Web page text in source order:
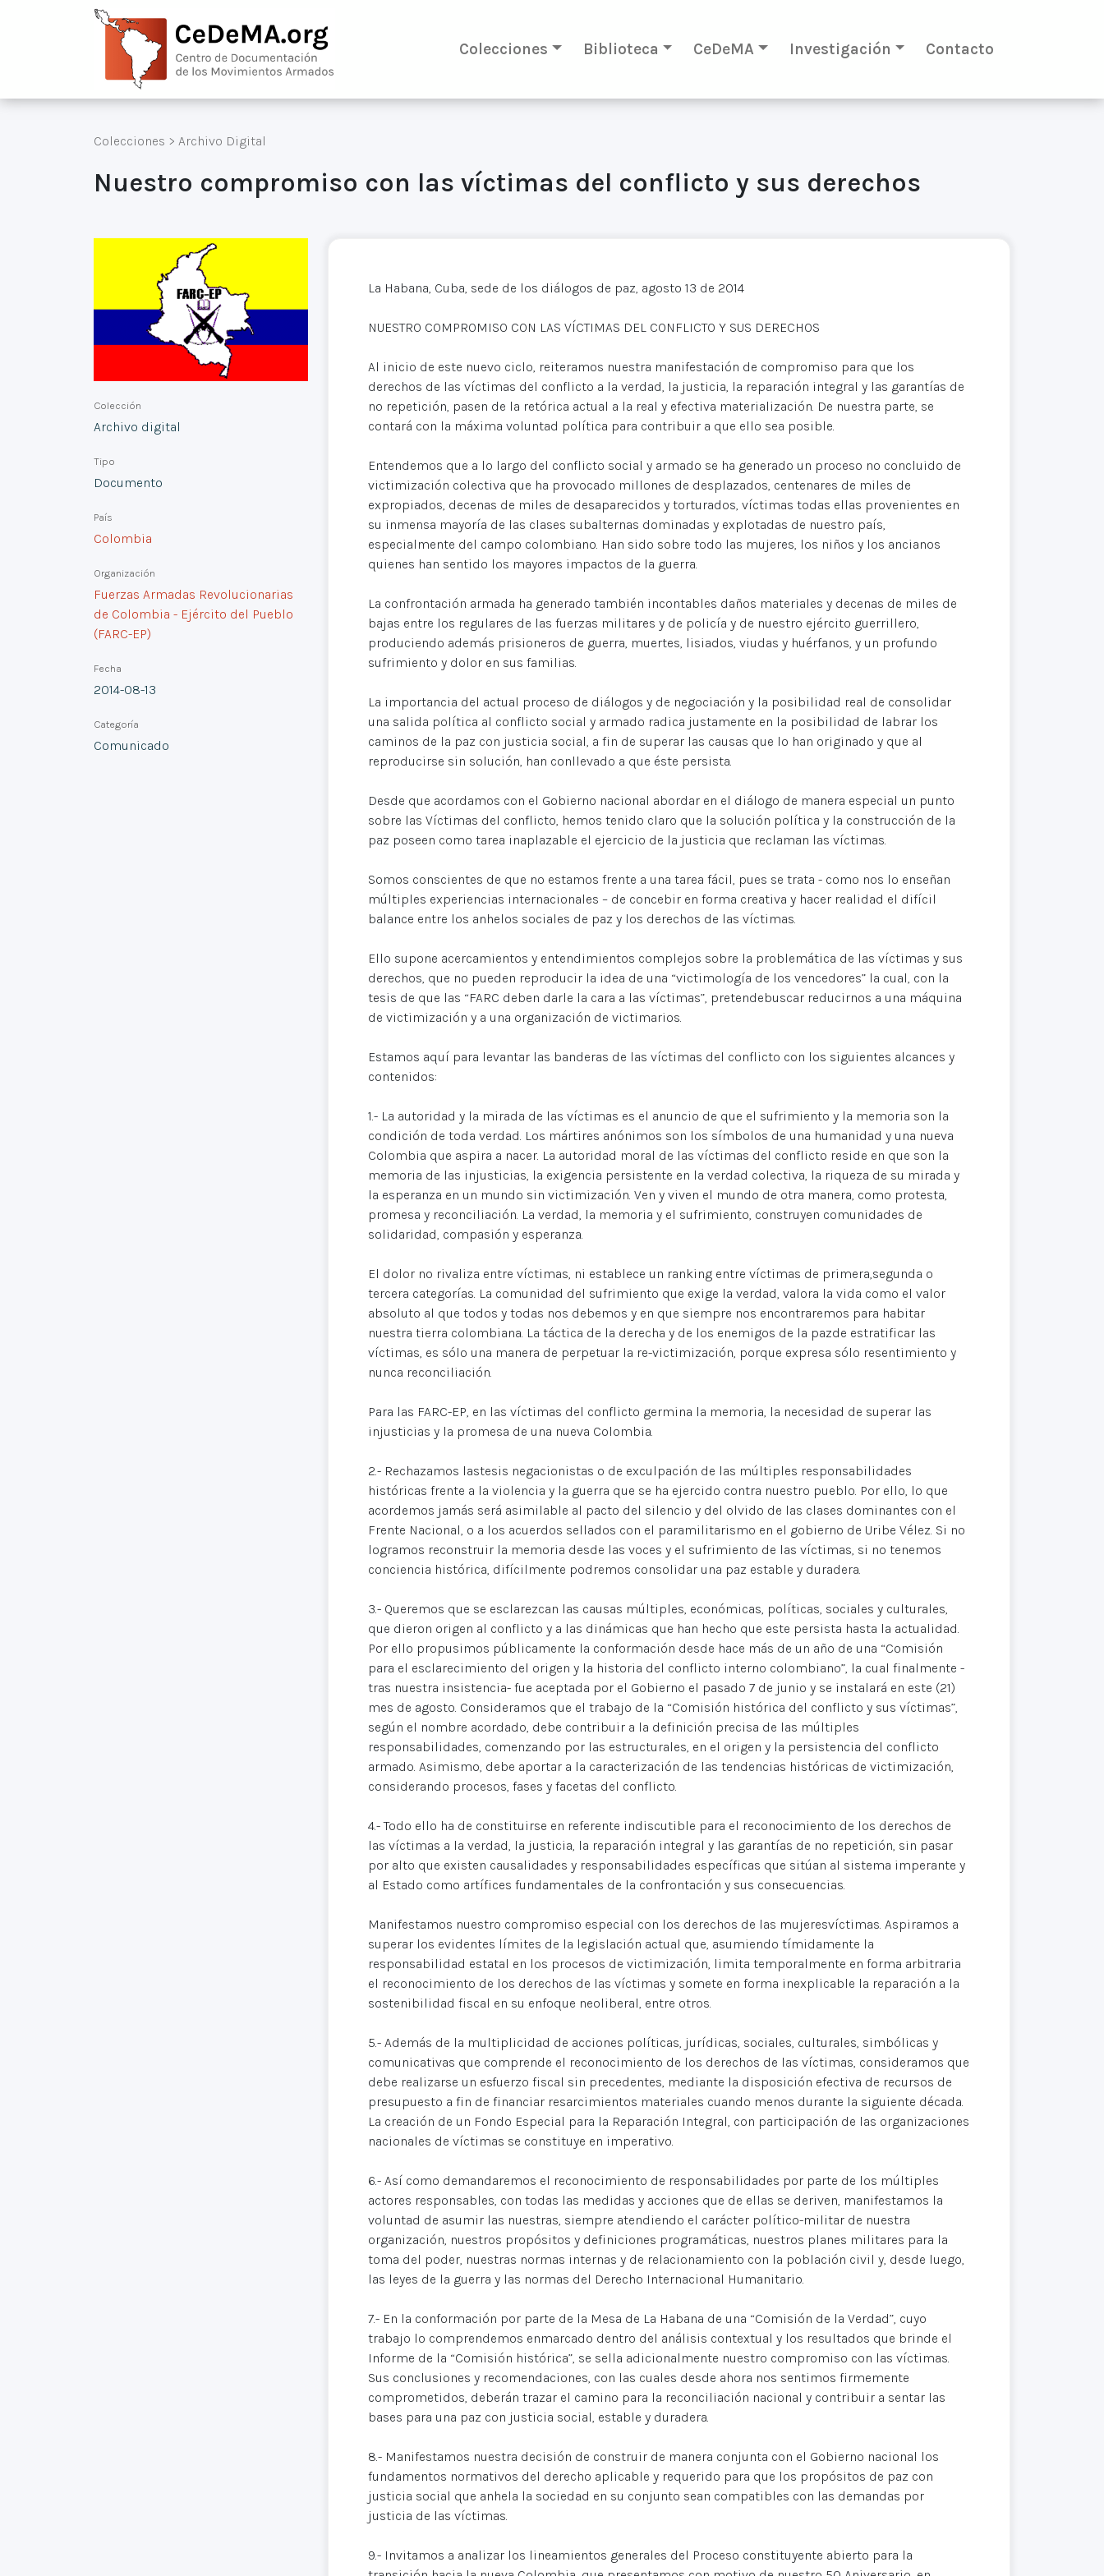
Colecciones Biblioteca CeDeMA Investigación Contacto
Colecciones > Archivo Digital
Nuestro compromiso con las víctimas del conflicto y sus derechos
Colección
Archivo digital
Tipo
Documento
País
Colombia
Organización
Fuerzas Armadas Revolucionarias
de Colombia - Ejército del Pueblo
(FARC-EP)
Fecha
2014-08-13
Categoría
Comunicado
La Habana, Cuba, sede de los diálogos de paz, agosto 13 de 2014
NUESTRO COMPROMISO CON LAS VÍCTIMAS DEL CONFLICTO Y SUS DERECHOS
Al inicio de este nuevo ciclo, reiteramos nuestra manifestación de compromiso para que los
derechos de las víctimas del conflicto a la verdad, la justicia, la reparación integral y las garantías de
no repetición, pasen de la retórica actual a la real y efectiva materialización. De nuestra parte, se
contará con la máxima voluntad política para contribuir a que ello sea posible.
Entendemos que a lo largo del conflicto social y armado se ha generado un proceso no concluido de
victimización colectiva que ha provocado millones de desplazados, centenares de miles de
expropiados, decenas de miles de desaparecidos y torturados, víctimas todas ellas provenientes en
su inmensa mayoría de las clases subalternas dominadas y explotadas de nuestro país,
especialmente del campo colombiano. Han sido sobre todo las mujeres, los niños y los ancianos
quienes han sentido los mayores impactos de la guerra.
La confrontación armada ha generado también incontables daños materiales y decenas de miles de
bajas entre los regulares de las fuerzas militares y de policía y de nuestro ejército guerrillero,
produciendo además prisioneros de guerra, muertes, lisiados, viudas y huérfanos, y un profundo
sufrimiento y dolor en sus familias.
La importancia del actual proceso de diálogos y de negociación y la posibilidad real de consolidar
una salida política al conflicto social y armado radica justamente en la posibilidad de labrar los
caminos de la paz con justicia social, a fin de superar las causas que lo han originado y que al
reproducirse sin solución, han conllevado a que éste persista.
Desde que acordamos con el Gobierno nacional abordar en el diálogo de manera especial un punto
sobre las Víctimas del conflicto, hemos tenido claro que la solución política y la construcción de la
paz poseen como tarea inaplazable el ejercicio de la justicia que reclaman las víctimas.
Somos conscientes de que no estamos frente a una tarea fácil, pues se trata - como nos lo enseñan
múltiples experiencias internacionales – de concebir en forma creativa y hacer realidad el difícil
balance entre los anhelos sociales de paz y los derechos de las víctimas.
Ello supone acercamientos y entendimientos complejos sobre la problemática de las víctimas y sus
derechos, que no pueden reproducir la idea de una “victimología de los vencedores” la cual, con la
tesis de que las “FARC deben darle la cara a las víctimas”, pretendebuscar reducirnos a una máquina
de victimización y a una organización de victimarios.
Estamos aquí para levantar las banderas de las víctimas del conflicto con los siguientes alcances y
contenidos:
1.- La autoridad y la mirada de las víctimas es el anuncio de que el sufrimiento y la memoria son la
condición de toda verdad. Los mártires anónimos son los símbolos de una humanidad y una nueva
Colombia que aspira a nacer. La autoridad moral de las víctimas del conflicto reside en que son la
memoria de las injusticias, la exigencia persistente en la verdad colectiva, la riqueza de su mirada y
la esperanza en un mundo sin victimización. Ven y viven el mundo de otra manera, como protesta,
promesa y reconciliación. La verdad, la memoria y el sufrimiento, construyen comunidades de
solidaridad, compasión y esperanza.
El dolor no rivaliza entre víctimas, ni establece un ranking entre víctimas de primera,segunda o
tercera categorías. La comunidad del sufrimiento que exige la verdad, valora la vida como el valor
absoluto al que todos y todas nos debemos y en que siempre nos encontraremos para habitar
nuestra tierra colombiana. La táctica de la derecha y de los enemigos de la pazde estratificar las
víctimas, es sólo una manera de perpetuar la re-victimización, porque expresa sólo resentimiento y
nunca reconciliación.
Para las FARC-EP, en las víctimas del conflicto germina la memoria, la necesidad de superar las
injusticias y la promesa de una nueva Colombia.
2.- Rechazamos lastesis negacionistas o de exculpación de las múltiples responsabilidades
históricas frente a la violencia y la guerra que se ha ejercido contra nuestro pueblo. Por ello, lo que
acordemos jamás será asimilable al pacto del silencio y del olvido de las clases dominantes con el
Frente Nacional, o a los acuerdos sellados con el paramilitarismo en el gobierno de Uribe Vélez. Si no
logramos reconstruir la memoria desde las voces y el sufrimiento de las víctimas, si no tenemos
conciencia histórica, difícilmente podremos consolidar una paz estable y duradera.
3.- Queremos que se esclarezcan las causas múltiples, económicas, políticas, sociales y culturales,
que dieron origen al conflicto y a las dinámicas que han hecho que este persista hasta la actualidad.
Por ello propusimos públicamente la conformación desde hace más de un año de una “Comisión
para el esclarecimiento del origen y la historia del conflicto interno colombiano”, la cual finalmente -
tras nuestra insistencia- fue aceptada por el Gobierno el pasado 7 de junio y se instalará en este (21)
mes de agosto. Consideramos que el trabajo de la “Comisión histórica del conflicto y sus víctimas”,
según el nombre acordado, debe contribuir a la definición precisa de las múltiples
responsabilidades, comenzando por las estructurales, en el origen y la persistencia del conflicto
armado. Asimismo, debe aportar a la caracterización de las tendencias históricas de victimización,
considerando procesos, fases y facetas del conflicto.
4.- Todo ello ha de constituirse en referente indiscutible para el reconocimiento de los derechos de
las víctimas a la verdad, la justicia, la reparación integral y las garantías de no repetición, sin pasar
por alto que existen causalidades y responsabilidades específicas que sitúan al sistema imperante y
al Estado como artífices fundamentales de la confrontación y sus consecuencias.
Manifestamos nuestro compromiso especial con los derechos de las mujeresvíctimas. Aspiramos a
superar los evidentes límites de la legislación actual que, asumiendo tímidamente la
responsabilidad estatal en los procesos de victimización, limita temporalmente en forma arbitraria
el reconocimiento de los derechos de las víctimas y somete en forma inexplicable la reparación a la
sostenibilidad fiscal en su enfoque neoliberal, entre otros.
5.- Además de la multiplicidad de acciones políticas, jurídicas, sociales, culturales, simbólicas y
comunicativas que comprende el reconocimiento de los derechos de las víctimas, consideramos que
debe realizarse un esfuerzo fiscal sin precedentes, mediante la disposición efectiva de recursos de
presupuesto a fin de financiar resarcimientos materiales cuando menos durante la siguiente década.
La creación de un Fondo Especial para la Reparación Integral, con participación de las organizaciones
nacionales de víctimas se constituye en imperativo.
6.- Así como demandaremos el reconocimiento de responsabilidades por parte de los múltiples
actores responsables, con todas las medidas y acciones que de ellas se deriven, manifestamos la
voluntad de asumir las nuestras, siempre atendiendo el carácter político-militar de nuestra
organización, nuestros propósitos y definiciones programáticas, nuestros planes militares para la
toma del poder, nuestras normas internas y de relacionamiento con la población civil y, desde luego,
las leyes de la guerra y las normas del Derecho Internacional Humanitario.
7.- En la conformación por parte de la Mesa de La Habana de una “Comisión de la Verdad”, cuyo
trabajo lo comprendemos enmarcado dentro del análisis contextual y los resultados que brinde el
Informe de la “Comisión histórica”, se sella adicionalmente nuestro compromiso con las víctimas.
Sus conclusiones y recomendaciones, con las cuales desde ahora nos sentimos firmemente
comprometidos, deberán trazar el camino para la reconciliación nacional y contribuir a sentar las
bases para una paz con justicia social, estable y duradera.
8.- Manifestamos nuestra decisión de construir de manera conjunta con el Gobierno nacional los
fundamentos normativos del derecho aplicable y requerido para que los propósitos de paz con
justicia social que anhela la sociedad en su conjunto sean compatibles con las demandas por
justicia de las víctimas.
9.- Invitamos a analizar los lineamientos generales del Proceso constituyente abierto para la